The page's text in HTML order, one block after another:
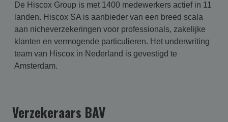
De Hiscox Group is met 1400 medewerkers actief in 11
landen. Hiscox SA is aanbieder van een breed scala
aan nicheverzekeringen voor professionals, zakelijke
klanten en vermogende particulieren. Het underwriting
team van Hiscox in Nederland is gevestigd te
Amsterdam.
Verzekeraars BAV